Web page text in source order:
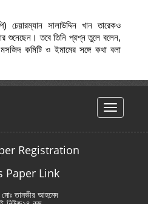
চেয়ারম্যান সালাউদ্দিন খান তারেকও
শুনেছেন। তবে তিনি প্রশ্ন তুলে বলেন,
কমিটি ও ইমামের সঙ্গে কথা বলা
hello
Registration
Paper Link
তানভীর আহমেদ